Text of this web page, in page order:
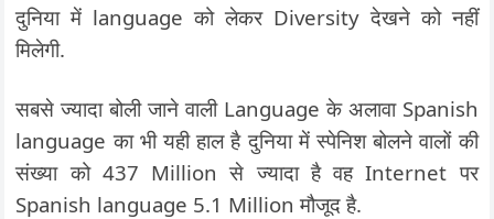
दुनिया में language को लेकर Diversity देखने को नहीं
मिलेगी.
सबसे ज्यादा बोली जाने वाली Language के अलावा Spanish
language का भी यही हाल है दुनिया में स्पेनिश बोलने वालों की
संख्या को 437 Million से ज्यादा है वह Internet पर
Spanish language 5.1 Million मौजूद है.